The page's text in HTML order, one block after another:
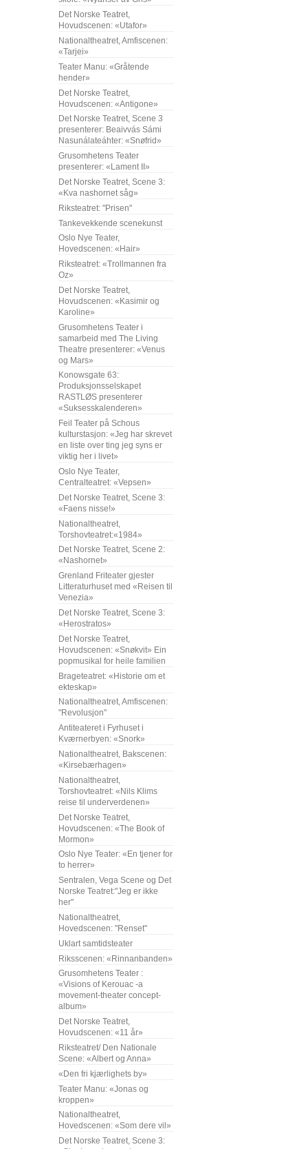
Det Norske Teatret,
Hovudscenen: «Utafor»
Nationaltheatret, Amfiscenen:
«Tarjei»
Teater Manu: «Gråtende
hender»
Det Norske Teatret,
Hovudscenen: «Antigone»
Det Norske Teatret, Scene 3
presenterer: Beaivvás Sámi
Nasunálateáhter: «Snøfrid»
Grusomhetens Teater
presenterer: «Lament II»
Det Norske Teatret, Scene 3:
«Kva nashornet såg»
Riksteatret: "Prisen"
Tankevekkende scenekunst
Oslo Nye Teater,
Hovedscenen: «Hair»
Riksteatret: «Trollmannen fra
Oz»
Det Norske Teatret,
Hovudscenen: «Kasimir og
Karoline»
Grusomhetens Teater i
samarbeid med The Living
Theatre presenterer: «Venus
og Mars»
Konowsgate 63:
Produksjonsselskapet
RASTLØS presenterer
«Suksesskalenderen»
Feil Teater på Schous
kulturstasjon: «Jeg har skrevet
en liste over ting jeg syns er
viktig her i livet»
Oslo Nye Teater,
Centralteatret: «Vepsen»
Det Norske Teatret, Scene 3:
«Faens nisse!»
Nationaltheatret,
Torshovteatret:«1984»
Det Norske Teatret, Scene 2:
«Nashornet»
Grenland Friteater gjester
Litteraturhuset med «Reisen til
Venezia»
Det Norske Teatret, Scene 3:
«Herostratos»
Det Norske Teatret,
Hovudscenen: «Snøkvit» Ein
popmusikal for heile familien
Brageteatret: «Historie om et
ekteskap»
Nationaltheatret, Amfiscenen:
"Revolusjon"
Antiteateret i Fyrhuset i
Kværnerbyen: «Snork»
Nationaltheatret, Bakscenen:
«Kirsebærhagen»
Nationaltheatret,
Torshovteatret: «Nils Klims
reise til underverdenen»
Det Norske Teatret,
Hovudscenen: «The Book of
Mormon»
Oslo Nye Teater: «En tjener for
to herrer»
Sentralen, Vega Scene og Det
Norske Teatret:"Jeg er ikke
her"
Nationaltheatret,
Hovedscenen: "Renset"
Uklart samtidsteater
Riksscenen: «Rinnanbanden»
Grusomhetens Teater :
«Visions of Kerouac -a
movement-theater concept-
album»
Det Norske Teatret,
Hovudscenen: «11 år»
Riksteatret/ Den Nationale
Scene: «Albert og Anna»
«Den fri kjærlighets by»
Teater Manu: «Jonas og
kroppen»
Nationaltheatret,
Hovedscenen: «Som dere vil»
Det Norske Teatret, Scene 3: